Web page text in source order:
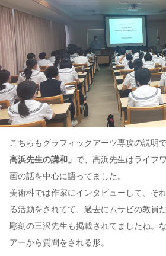
こちらもグラフィックアーツ専攻の説明
高浜先生の講和」 で、高浜先生はライフ
画の話を中心に語ってました。
美術科では作家にインタビューして、そ
る活動をされてて、過去にムサビの教員
彫刻の三沢先生も掲載されてましたね。
アーから質問をされる形。